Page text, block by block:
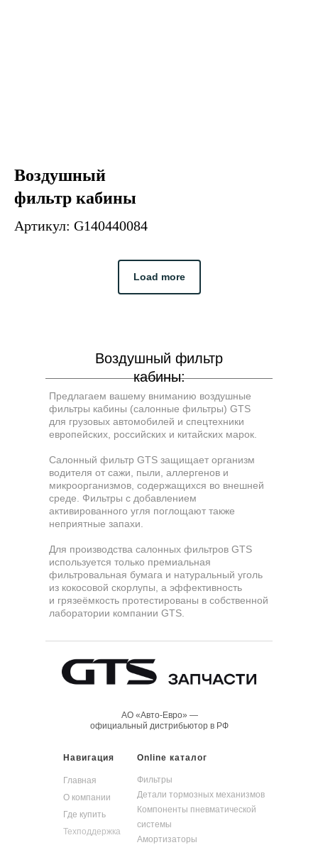
Воздушный
фильтр кабины
Артикул: G140440084
Load more
Воздушный фильтр
кабины:
Предлагаем вашему вниманию воздушные
фильтры кабины (салонные фильтры) GTS
для грузовых автомобилей и спецтехники
европейских, российских и китайских марок.
Салонный фильтр GTS защищает организм
водителя от сажи, пыли, аллергенов и
микроорганизмов, содержащихся во внешней
среде. Фильтры с добавлением
активированного угля поглощают также
неприятные запахи.
Для производства салонных фильтров GTS
используется только премиальная
фильтровальная бумага и натуральный уголь
из кокосовой скорлупы, а эффективность
и грязеёмкость протестированы в собственной
лаборатории компании GTS.
Online каталог
Навигация
Главная
О компании
Где купить
Техподдержка
Фильтры
Детали тормозных механизмов
Компоненты пневматической
системы
Амортизаторы
АО «Авто-Евро» —
официальный дистрибьютор в РФ